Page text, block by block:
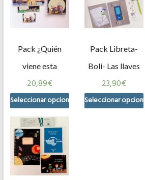
Pack ¿Quién
viene esta
noche?
20,89€
Seleccionar opciones
Pack Libreta-
Boli- Las llaves
de los sueños
23,90€
Seleccionar opciones